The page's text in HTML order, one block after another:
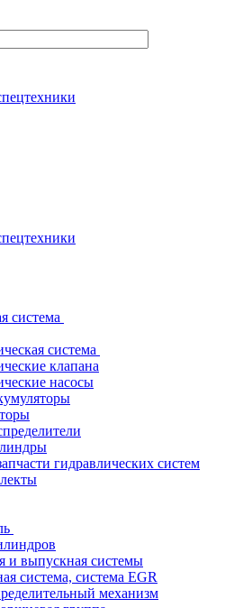
система
система
клапана
насосы
гидравлических систем
и выпускная системы
система, система EGR
механизм